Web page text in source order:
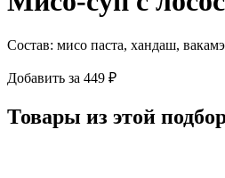
Состав: мисо паста, хандаш,
Добавить за 449 ₽
Товары из этой